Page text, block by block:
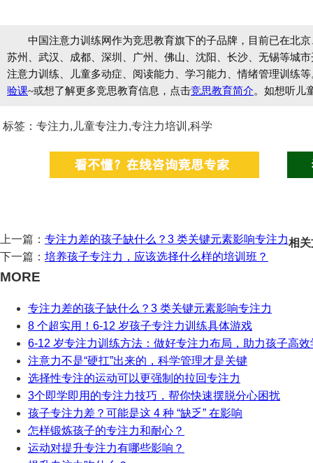
中国注意力训练网作为竞思教育旗下的子品牌，目前已在北
苏州、武汉、成都、深圳、广州、佛山、沈阳、长沙、无锡等城
注意力训练、儿童多动症、阅读能力、学习能力、情绪管理训练
验课~或想了解更多竞思教育信息，点击竞思教育简介。如想听儿
标签：专注力,儿童专注力,专注力培训,科学
上一篇： 专注力差的孩子缺什么？3 类关键元素影响专注力
下一篇： 培养孩子专注力，应该选择什么样的培训班？
相
MORE
专注力差的孩子缺什么？3 类关键元素影响专注力
8 个超实用！6-12 岁孩子专注力训练具体游戏
6-12 岁专注力训练方法：做好专注力布局，助力孩子高效
注意力不是“硬扛”出来的，科学管理才是关键
选择性专注的运动可以更强制的拉回专注力
3个即学即用的专注力技巧，帮你快速摆脱分心困扰
孩子专注力差？可能是这 4 种 “缺乏” 在影响
怎样锻炼孩子的专注力和耐心？
运动对提升专注力有哪些影响？